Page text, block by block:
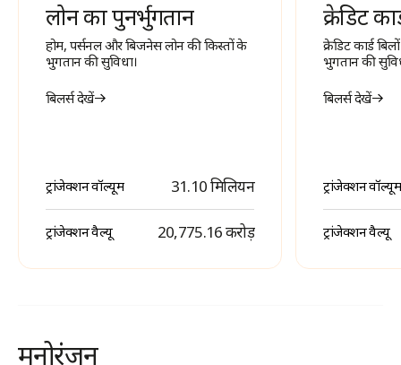
लोन का पुनर्भुगतान
होम, पर्सनल और बिजनेस लोन की किस्तों के
भुगतान की सुविधा।
बिलर्स देखें
ट्रांजेक्शन वॉल्यूम 31.10 मिलियन
ट्रांजेक्शन वैल्यू ₹ 20,775.16 करोड़
क्रेडिट
क्रेडिट कार्ड
भुगतान की
बिलर्स देखें
ट्रांजेक्शन वॉल्यूम
ट्रांजेक्शन वैल्यू
मनोरंजन